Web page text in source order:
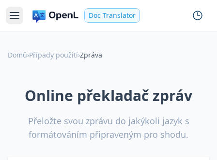
Doc Translator
Domů›Případy použití›Zpráva
Online překladač zpráv
Přeložte svou zprávu do jakýkoli jazyk s
formátováním připraveným pro shodu.